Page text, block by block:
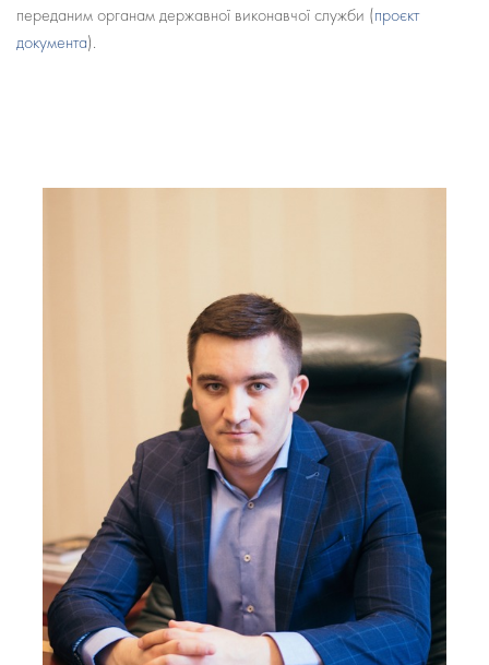
переданим органам державної виконавчої служби (проєкт
документа).